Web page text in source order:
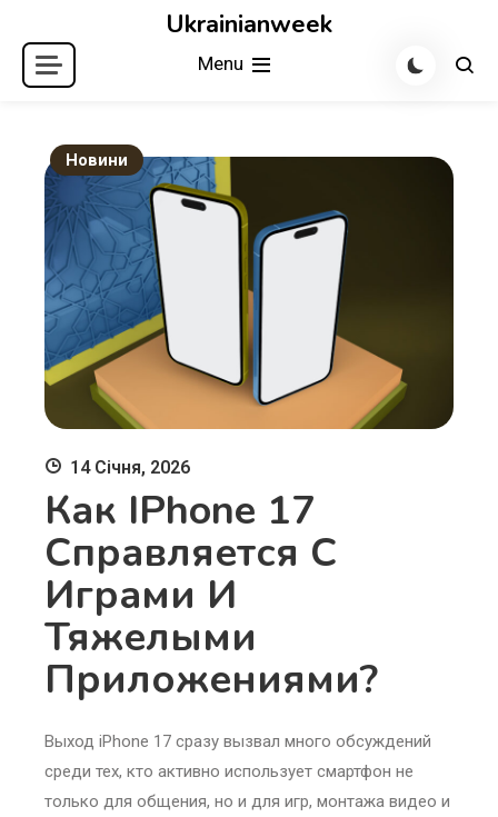
content
Ukrainianweek
Menu
Новини
14 Січня, 2026
Как IPhone 17
Справляется С
Играми И
Тяжелыми
Приложениями?
Выход iPhone 17 сразу вызвал много обсуждений
среди тех, кто активно использует смартфон не
только для общения, но и для игр, монтажа видео и